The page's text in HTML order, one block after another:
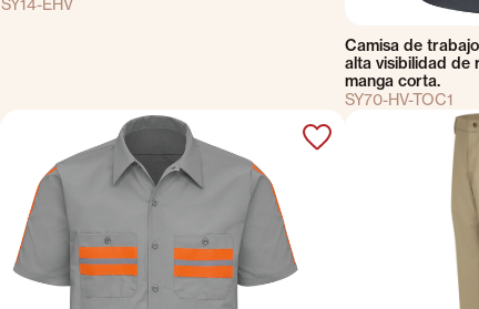
SY14-EHV
Camisa de
alta visibilidad de
manga corta.
SY70-HV-TOC1